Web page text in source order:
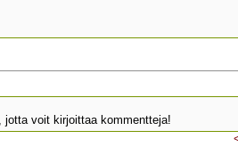
, jotta voit kirjoittaa kommentteja!